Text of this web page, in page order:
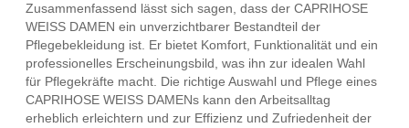
Zusammenfassend lässt sich sagen, dass der CAPRIHOSE
WEISS DAMEN ein unverzichtbarer Bestandteil der
Pflegebekleidung ist. Er bietet Komfort, Funktionalität und ein
professionelles Erscheinungsbild, was ihn zur idealen Wahl
für Pflegekräfte macht. Die richtige Auswahl und Pflege eines
CAPRIHOSE WEISS DAMENs kann den Arbeitsalltag
erheblich erleichtern und zur Effizienz und Zufriedenheit der